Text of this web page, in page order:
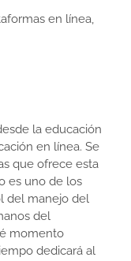
en línea,
la educación
en línea. Se
que ofrece esta
es uno de los
del manejo del
del
momento
dedicará al